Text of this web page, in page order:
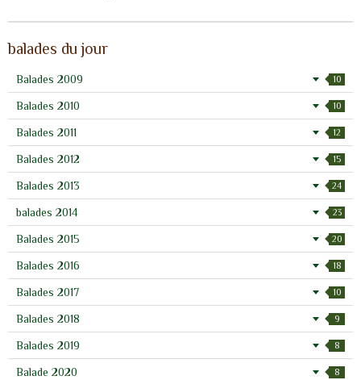
balades du jour
Balades 2009 10
Balades 2010 10
Balades 2011 12
Balades 2012 15
Balades 2013 24
balades 2014 23
Balades 2015 20
Balades 2016 18
Balades 2017 10
Balades 2018 9
Balades 2019 8
Balade 2020 8